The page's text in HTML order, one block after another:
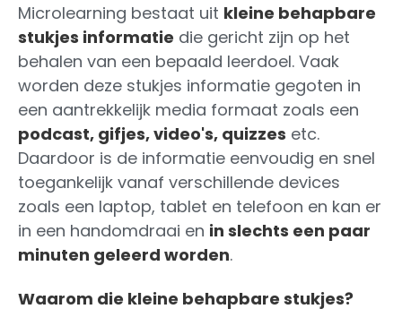
Microlearning bestaat uit kleine behapbare
stukjes informatie die gericht zijn op het
behalen van een bepaald leerdoel. Vaak
worden deze stukjes informatie gegoten in
een aantrekkelijk media formaat zoals een
podcast, gifjes, video's, quizzes etc.
Daardoor is de informatie eenvoudig en snel
toegankelijk vanaf verschillende devices
zoals een laptop, tablet en telefoon en kan er
in een handomdraai en in slechts een paar
minuten geleerd worden.
Waarom die kleine behapbare stukjes?